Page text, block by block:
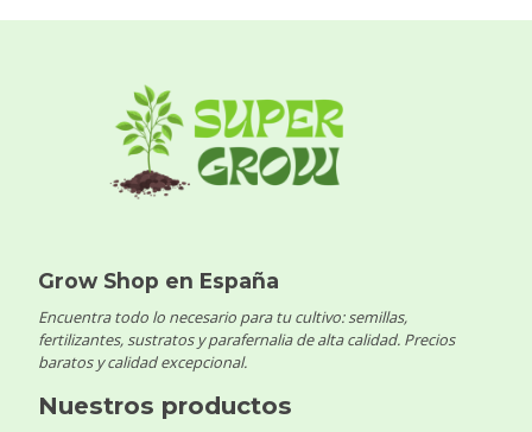
Grow Shop en España
Encuentra todo lo necesario para tu cultivo: semillas,
fertilizantes, sustratos y parafernalia de alta calidad. Precios
baratos y calidad excepcional.
Nuestros productos